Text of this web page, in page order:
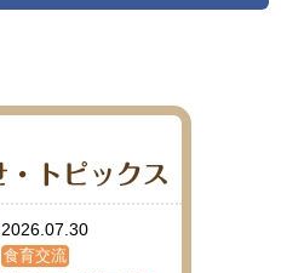
2026.07.30
食育交流